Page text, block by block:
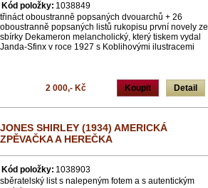
Kód položky: 1038849
třináct oboustranně popsaných dvouarchů + 26
oboustranně popsaných listů rukopisu první novely ze
sbírky Dekameron melancholický, který tiskem vydal
Janda-Sfinx v roce 1927 s Koblihovými ilustracemi
Koupit Detail
2 000,- Kč
JONES SHIRLEY (1934) AMERICKÁ
ZPĚVAČKA A HEREČKA
Kód položky: 1038903
sběratelský list s nalepeným fotem a s autentickým